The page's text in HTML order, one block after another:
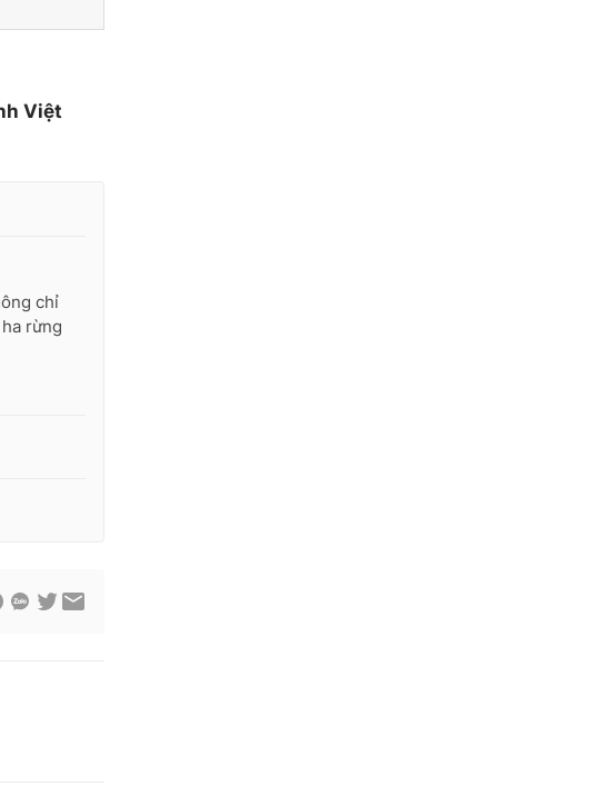
Việt
chỉ
rừng